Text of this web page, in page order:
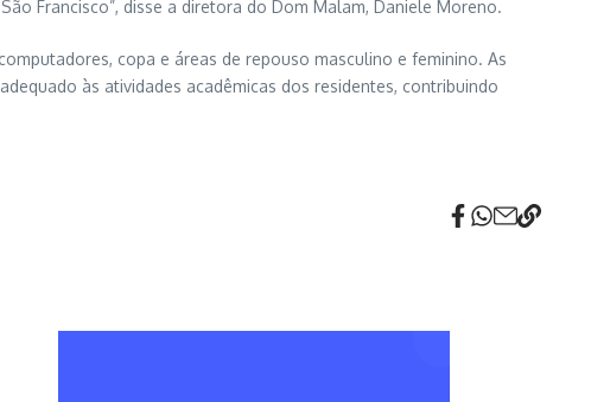
Francisco”, disse a diretora do Dom Malam, Daniele Moreno.
copa e áreas de repouso masculino e feminino. As
às atividades acadêmicas dos residentes, contribuindo